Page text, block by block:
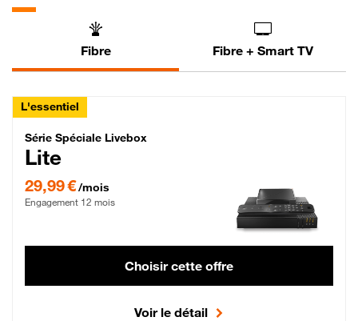
Fibre Fibre + Smart TV
L'essentiel
Série Spéciale Livebox Lite Fibre
Série Spéciale Livebox
Lite
29,99 €/mois
Engagement 12 mois
Choisir cette offre
Voir le détail